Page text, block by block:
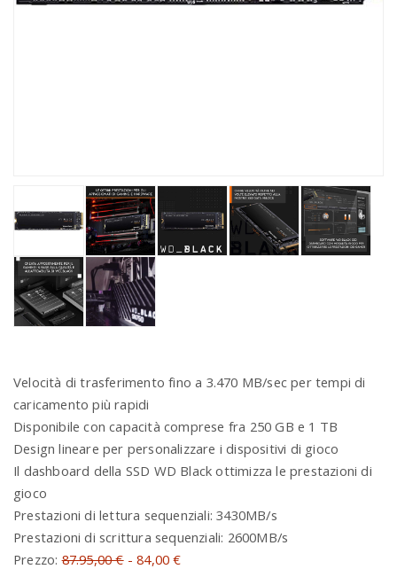
Velocità di trasferimento fino a 3.470 MB/sec per tempi di
caricamento più rapidi
Disponibile con capacità comprese fra 250 GB e 1 TB
Design lineare per personalizzare i dispositivi di gioco
Il dashboard della SSD WD Black ottimizza le prestazioni di
gioco
Prestazioni di lettura sequenziali: 3430MB/s
Prestazioni di scrittura sequenziali: 2600MB/s
Prezzo:87.95,00 €- 84,00 €